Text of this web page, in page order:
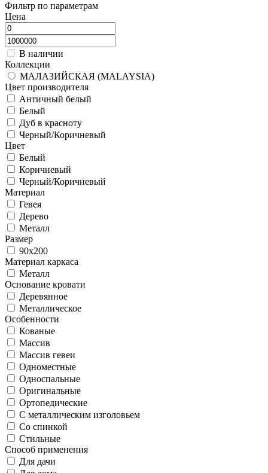
Фильтр по параметрам
Цена
В наличии
Коллекции
МАЛАЗИЙСКАЯ (MALAYSIA)
Цвет производителя
Античный белый
Белый
Дуб в красноту
Черный/Коричневый
Цвет
Белый
Коричневый
Черный/Коричневый
Материал
Гевея
Дерево
Металл
Размер
90x200
Материал каркаса
Металл
Основание кровати
Деревянное
Металлическое
Особенности
Кованые
Массив
Массив гевеи
Одноместные
Односпальные
Оригинальные
Ортопедические
С металлическим изголовьем
Со спинкой
Стильные
Способ применения
Для дачи